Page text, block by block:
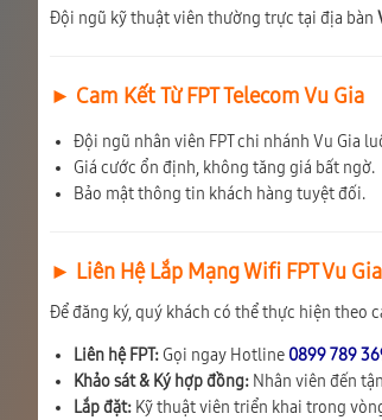
Đội ngũ kỹ thuật viên thường trực tại địa bàn
► Cam Kết Từ FPT Telecom Vu Gia
Đội ngũ nhân viên FPT chi nhánh Vu Gia
Giá cước ổn định, không tăng giá bất ngờ.
Bảo mật thông tin khách hàng tuyệt đối.
► Liên Hệ Lắp Mạng Wifi FPT Vu Gia
Để đăng ký, quý khách có thể thực hiện theo
Liên hệ FPT: Gọi ngay Hotline 0899 789
Khảo sát & Ký hợp đồng: Nhân viên đến
Lắp đặt: Kỹ thuật viên triển khai trong